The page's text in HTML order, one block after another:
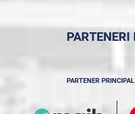
PARTENERI
PARTENER PRINCIPAL